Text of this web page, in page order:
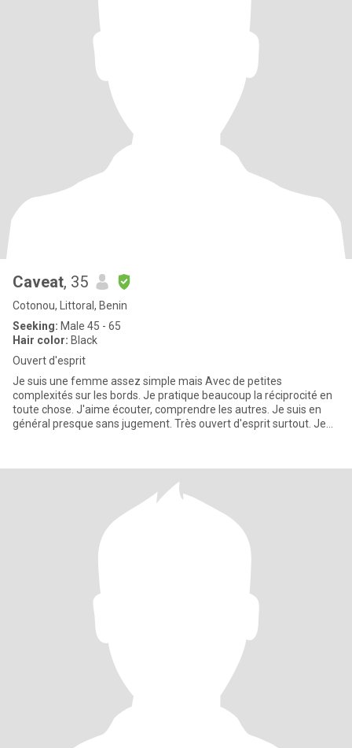
Caveat, 35
Cotonou, Littoral, Benin
Seeking: Male 45 - 65
Hair color: Black
Ouvert d'esprit
Je suis une femme assez simple mais Avec de petites
complexités sur les bords. Je pratique beaucoup la réciprocité en
toute chose. J'aime écouter, comprendre les autres. Je suis en
général presque sans jugement. Très ouvert d'esprit surtout. Je